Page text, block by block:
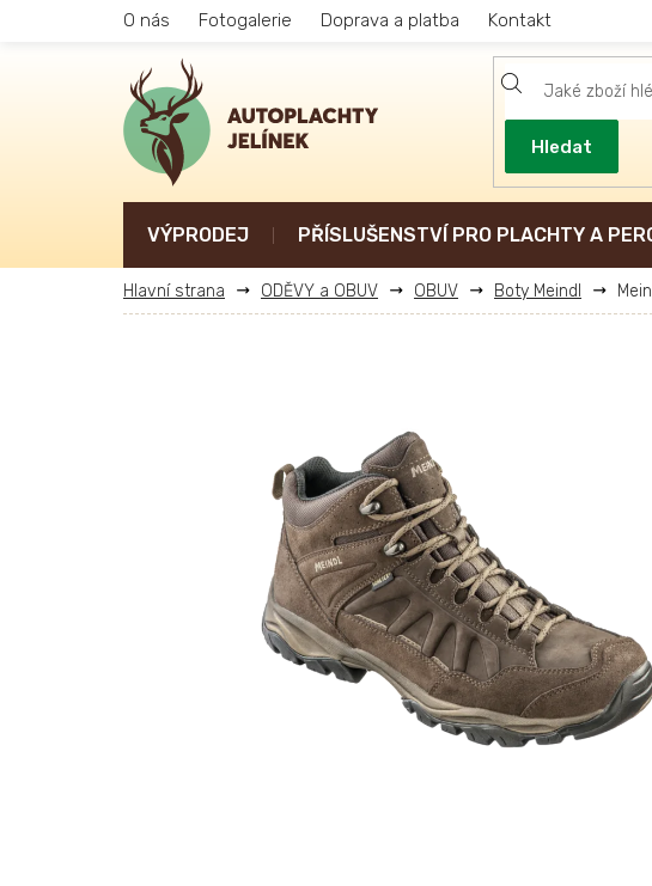
O nás Fotogalerie Doprava a platba Kontakt
Hledat
VÝPRODEJ PŘÍSLUŠENSTVÍ PRO PLACHTY A
ODĚVY a OBUV OBUV Boty Meindl